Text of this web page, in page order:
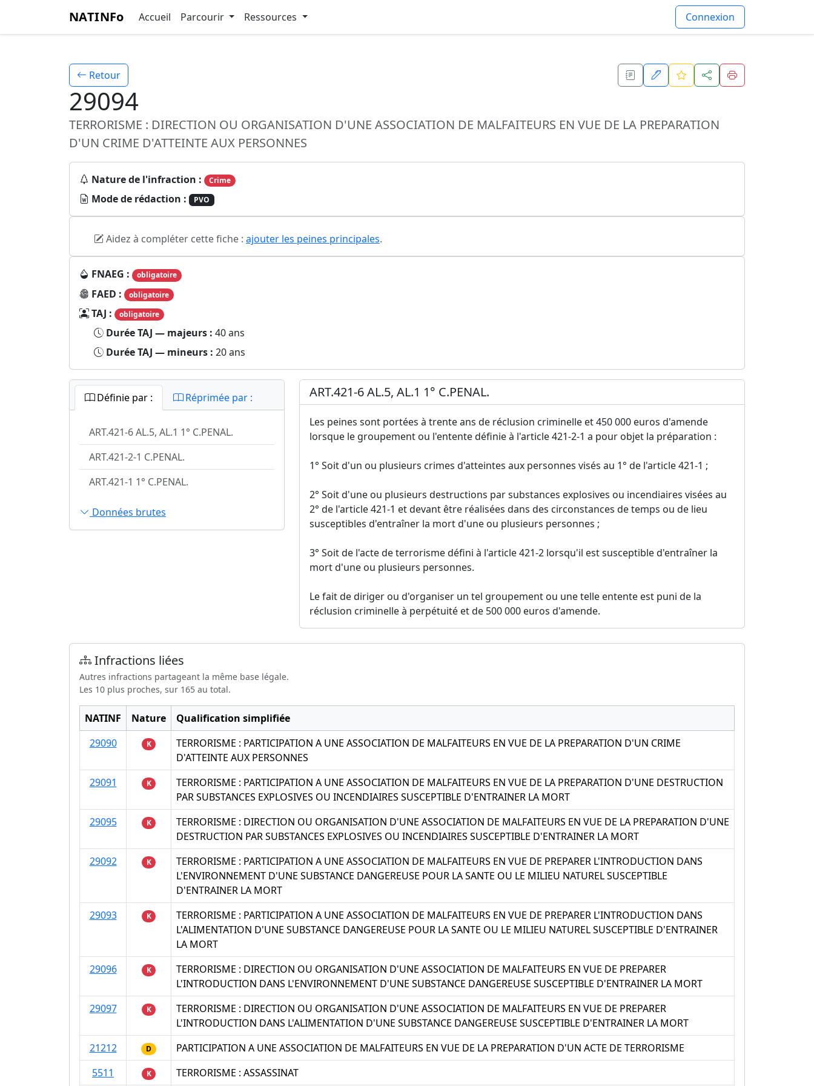
NATINFo Accueil Parcourir Ressources Connexion
Retour
29094
TERRORISME : DIRECTION OU ORGANISATION D'UNE ASSOCIATION DE MALFAITEURS EN VUE DE LA PREPARATION
D'UN CRIME D'ATTEINTE AUX PERSONNES
Nature de l'infraction : Crime
Mode de rédaction : PVO
Aidez à compléter cette fiche : ajouter les peines principales.
FNAEG : obligatoire
FAED : obligatoire
TAJ : obligatoire
Durée TAJ — majeurs : 40 ans
Durée TAJ — mineurs : 20 ans
Définie par : Réprimée par :
ART.421-6 AL.5, AL.1 1° C.PENAL.
ART.421-2-1 C.PENAL.
ART.421-1 1° C.PENAL.
Données brutes
ART.421-6 AL.5, AL.1 1° C.PENAL.
Les peines sont portées à trente ans de réclusion criminelle et 450 000 euros d'amende
lorsque le groupement ou l'entente définie à l'article 421-2-1 a pour objet la préparation :
1° Soit d'un ou plusieurs crimes d'atteintes aux personnes visés au 1° de l'article 421-1 ;
2° Soit d'une ou plusieurs destructions par substances explosives ou incendiaires visées au
2° de l'article 421-1 et devant être réalisées dans des circonstances de temps ou de lieu
susceptibles d'entraîner la mort d'une ou plusieurs personnes ;
3° Soit de l'acte de terrorisme défini à l'article 421-2 lorsqu'il est susceptible d'entraîner la
mort d'une ou plusieurs personnes.
Le fait de diriger ou d'organiser un tel groupement ou une telle entente est puni de la
réclusion criminelle à perpétuité et de 500 000 euros d'amende.
Infractions liées
Autres infractions partageant la même base légale.
Les 10 plus proches, sur 165 au total.
NATINF Nature
Qualification simplifiée
29090
K
TERRORISME : PARTICIPATION A UNE ASSOCIATION DE MALFAITEURS EN VUE DE LA PREPARATION D'UN CRIME
D'ATTEINTE AUX PERSONNES
29091
K
TERRORISME : PARTICIPATION A UNE ASSOCIATION DE MALFAITEURS EN VUE DE LA PREPARATION D'UNE DESTRUCTION
PAR SUBSTANCES EXPLOSIVES OU INCENDIAIRES SUSCEPTIBLE D'ENTRAINER LA MORT
29095
K
TERRORISME : DIRECTION OU ORGANISATION D'UNE ASSOCIATION DE MALFAITEURS EN VUE DE LA PREPARATION D'UNE
DESTRUCTION PAR SUBSTANCES EXPLOSIVES OU INCENDIAIRES SUSCEPTIBLE D'ENTRAINER LA MORT
29092
K
TERRORISME : PARTICIPATION A UNE ASSOCIATION DE MALFAITEURS EN VUE DE PREPARER L'INTRODUCTION DANS
L'ENVIRONNEMENT D'UNE SUBSTANCE DANGEREUSE POUR LA SANTE OU LE MILIEU NATUREL SUSCEPTIBLE
D'ENTRAINER LA MORT
29093
K
TERRORISME : PARTICIPATION A UNE ASSOCIATION DE MALFAITEURS EN VUE DE PREPARER L'INTRODUCTION DANS
L'ALIMENTATION D'UNE SUBSTANCE DANGEREUSE POUR LA SANTE OU LE MILIEU NATUREL SUSCEPTIBLE D'ENTRAINER
LA MORT
29096
K
TERRORISME : DIRECTION OU ORGANISATION D'UNE ASSOCIATION DE MALFAITEURS EN VUE DE PREPARER
L'INTRODUCTION DANS L'ENVIRONNEMENT D'UNE SUBSTANCE DANGEREUSE SUSCEPTIBLE D'ENTRAINER LA MORT
29097
K
TERRORISME : DIRECTION OU ORGANISATION D'UNE ASSOCIATION DE MALFAITEURS EN VUE DE PREPARER
L'INTRODUCTION DANS L'ALIMENTATION D'UNE SUBSTANCE DANGEREUSE SUSCEPTIBLE D'ENTRAINER LA MORT
21212
D
PARTICIPATION A UNE ASSOCIATION DE MALFAITEURS EN VUE DE LA PREPARATION D'UN ACTE DE TERRORISME
5511
K TERRORISME : ASSASSINAT